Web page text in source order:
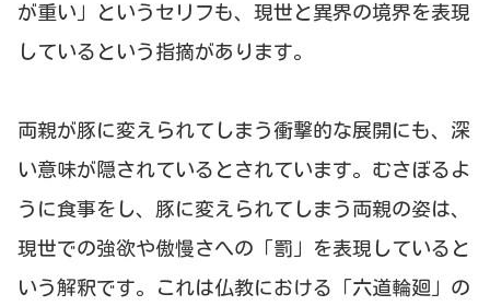
が重い」というセリフも、現世と異界の境界を表現
しているという指摘があります。
両親が豚に変えられてしまう衝撃的な展開にも、深
い意味が隠されているとされています。むさぼるよ
うに食事をし、豚に変えられてしまう両親の姿は、
現世での強欲や傲慢さへの「罰」を表現していると
いう解釈です。これは仏教における「六道輪廻」の